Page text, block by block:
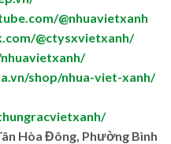
@nhuavietxanh
@ctysxvietxanh/
shop/nhua-viet-xanh/
Hòa Đông, Phường Bình